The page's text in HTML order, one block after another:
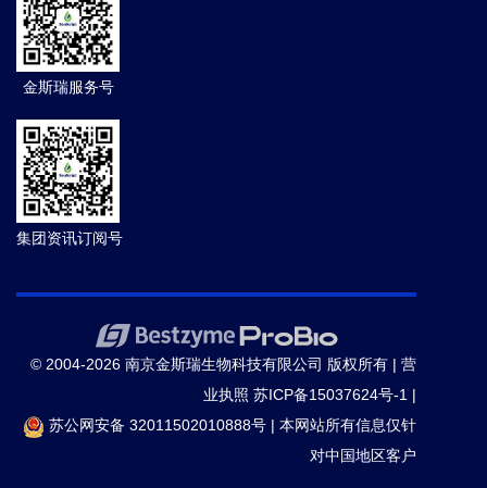
金斯瑞服务号
集团资讯订阅号
© 2004-2026 南京金斯瑞生物科技有限公司 版权所有 | 营
业执照 苏ICP备15037624号-1 |
苏公网安备 32011502010888号 | 本网站所有信息仅针
对中国地区客户